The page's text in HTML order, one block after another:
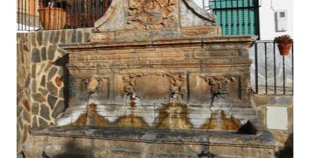
Leaflet©OpenStreetMapcontributors